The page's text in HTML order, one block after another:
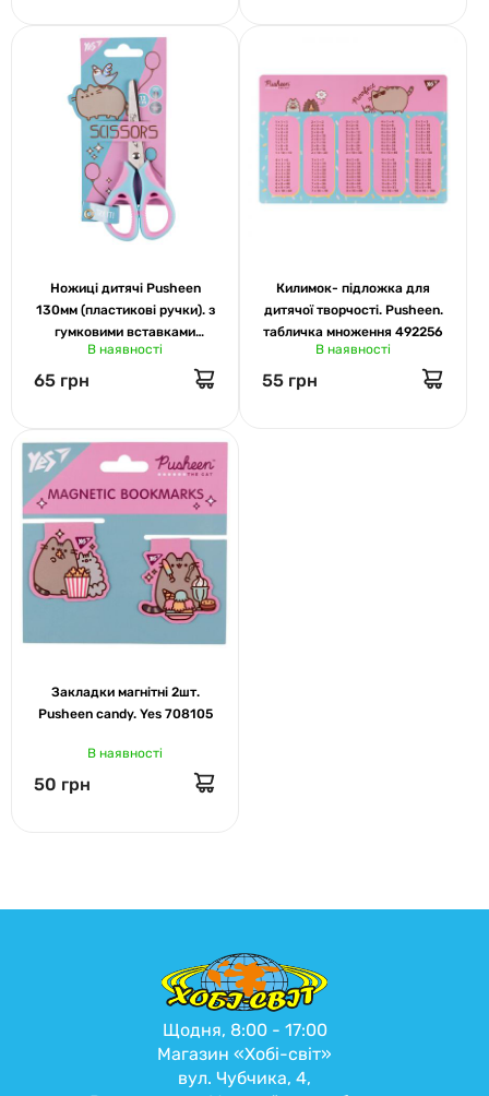
Ножиці дитячі Pusheen
130мм (пластикові ручки). з
гумковими вставками
Scissors. Yes 480431
В наявності
65 грн
Килимок- підложка для
дитячої творчості. Pusheen.
табличка множення 492256
В наявності
55 грн
Закладки магнітні 2шт.
Pusheen candy. Yes 708105
В наявності
50 грн
Щодня, 8:00 - 17:00
Магазин «Хобі-світ»
вул. Чубчика, 4,